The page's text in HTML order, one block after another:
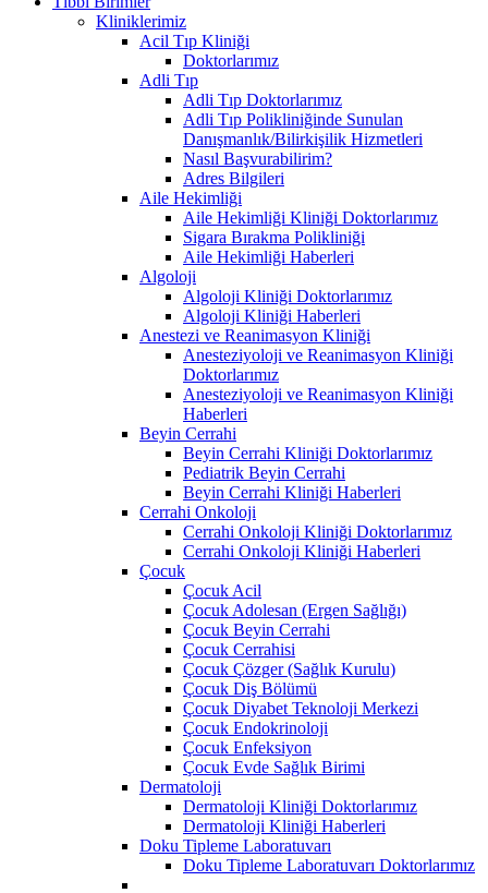
Kliniklerimiz
Acil Tıp Kliniği
Doktorlarımız
Adli Tıp
Adli Tıp Doktorlarımız
Adli Tıp Polikliniğinde Sunulan
Danışmanlık/Bilirkişilik Hizmetleri
Nasıl Başvurabilirim?
Adres Bilgileri
Aile Hekimliği
Aile Hekimliği Kliniği Doktorlarımız
Sigara Bırakma Polikliniği
Aile Hekimliği Haberleri
Algoloji
Algoloji Kliniği Doktorlarımız
Algoloji Kliniği Haberleri
Anestezi ve Reanimasyon Kliniği
Anesteziyoloji ve Reanimasyon Kliniği
Doktorlarımız
Anesteziyoloji ve Reanimasyon Kliniği
Haberleri
Beyin Cerrahi
Beyin Cerrahi Kliniği Doktorlarımız
Pediatrik Beyin Cerrahi
Beyin Cerrahi Kliniği Haberleri
Cerrahi Onkoloji
Cerrahi Onkoloji Kliniği Doktorlarımız
Cerrahi Onkoloji Kliniği Haberleri
Çocuk
Çocuk Acil
Çocuk Adolesan (Ergen Sağlığı)
Çocuk Beyin Cerrahi
Çocuk Cerrahisi
Çocuk Çözger (Sağlık Kurulu)
Çocuk Diş Bölümü
Çocuk Diyabet Teknoloji Merkezi
Çocuk Endokrinoloji
Çocuk Enfeksiyon
Çocuk Evde Sağlık Birimi
Dermatoloji
Dermatoloji Kliniği Doktorlarımız
Dermatoloji Kliniği Haberleri
Doku Tipleme Laboratuvarı
Doku Tipleme Laboratuvarı Doktorlarımız